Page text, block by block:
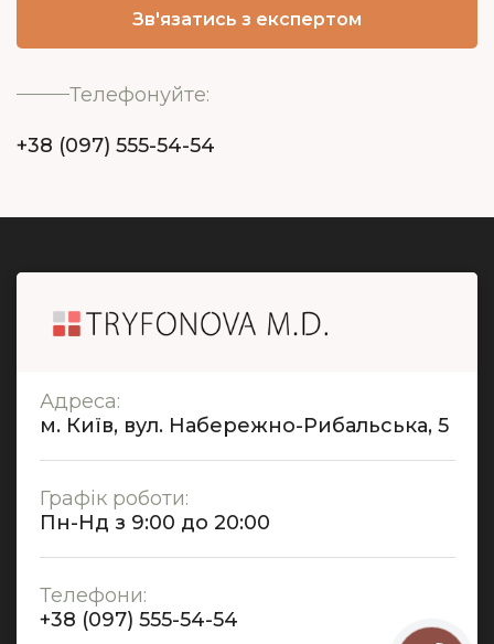
Телефонуйте:
+38 (097) 555-54-54
Адреса:
м. Київ, вул. Набережно-Рибальська, 5
Графік роботи:
Пн-Нд з 9:00 до 20:00
Телефони:
+38 (097) 555-54-54